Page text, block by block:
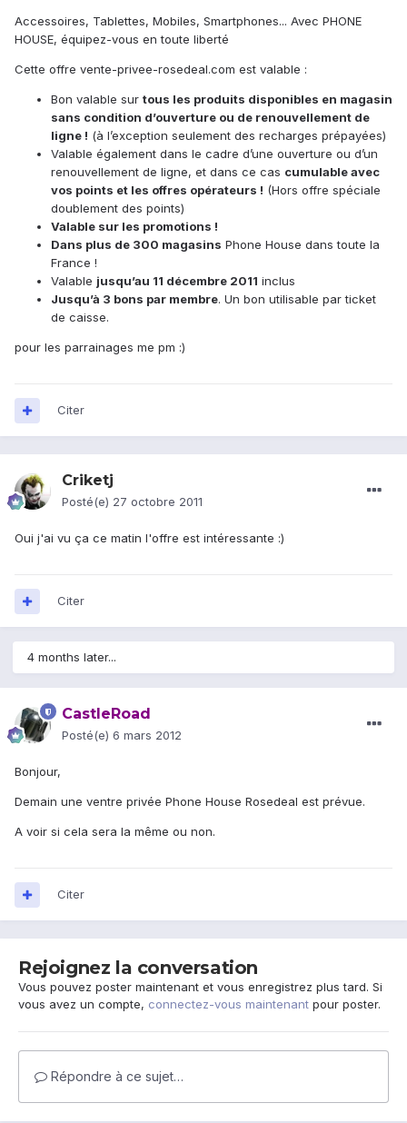
Accessoires, Tablettes, Mobiles, Smartphones... Avec PHONE
HOUSE, équipez-vous en toute liberté
Cette offre vente-privee-rosedeal.com est valable :
Bon valable sur tous les produits disponibles en magasin
sans condition d’ouverture ou de renouvellement de
ligne ! (à l’exception seulement des recharges prépayées)
Valable également dans le cadre d’une ouverture ou d’un
renouvellement de ligne, et dans ce cas cumulable avec
vos points et les offres opérateurs ! (Hors offre spéciale
doublement des points)
Valable sur les promotions !
Dans plus de 300 magasins Phone House dans toute la
France !
Valable jusqu’au 11 décembre 2011 inclus
Jusqu’à 3 bons par membre. Un bon utilisable par ticket
de caisse.
pour les parrainages me pm :)
Citer
Criketj
Posté(e) 27 octobre 2011
Oui j'ai vu ça ce matin l'offre est intéressante :)
Citer
4 months later...
CastleRoad
Posté(e) 6 mars 2012
Bonjour,
Demain une ventre privée Phone House Rosedeal est prévue.
A voir si cela sera la même ou non.
Citer
Rejoignez la conversation
Vous pouvez poster maintenant et vous enregistrez plus tard. Si
vous avez un compte, connectez-vous maintenant pour poster.
Répondre à ce sujet…